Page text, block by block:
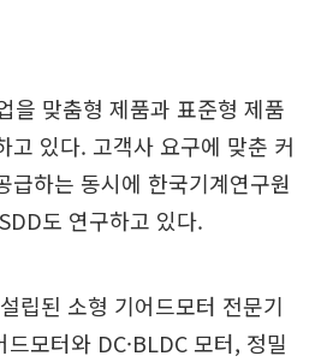
을 맞춤형 제품과 표준형 제품
고 있다. 고객사 요구에 맞춘 커
급하는 동시에 한국기계연구원
도 연구하고 있다.
립된 소형 기어드모터 전문기
모터와 DC·BLDC 모터, 정밀